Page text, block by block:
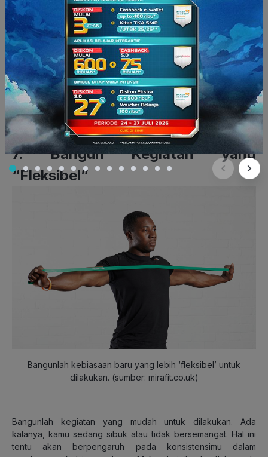
untuk dilakukan cuma-cuma. Nah, makanya itu, kamu perlu
menggantinya dengan kebiasaan baik.
Misalnya, kalau kamu ingin mengurangi screen time media
sosial, kamu bisa menumbuhkan kebiasaan baru untuk
membaca buku untuk mengalihkan screen time tadi.
Baca Juga:Cara Mengatasi Kebiasaan Menunda
Pekerjaan
7. Bangun Kegiatan yang
“Fleksibel”
Bangunlah kebiasaan baru yang lebih ‘fleksibel’ untuk
dilakukan. (sumber: mirafit.co.uk)
Bangunlah kegiatan yang mudah untuk dilakukan. Ada
kalanya, kamu sedang sibuk atau tidak bersemangat. Hal ini
tentu akan berpengaruh pada konsistensimu dalam